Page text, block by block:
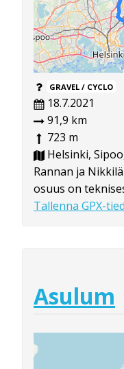
GRAVEL / CYCLO
18.7.2021
91,9 km
723 m
Helsinki,
Rannan ja
osuus on
Tallenna GPX-
Asulum